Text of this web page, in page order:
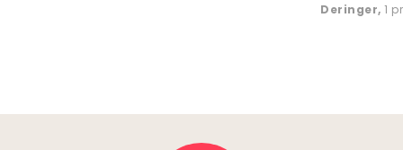
Deringer, 1